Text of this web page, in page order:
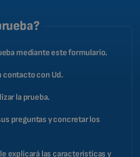
mediante este formulario.
contacto con Ud.
la prueba.
preguntas y concretar los
explicará las características y